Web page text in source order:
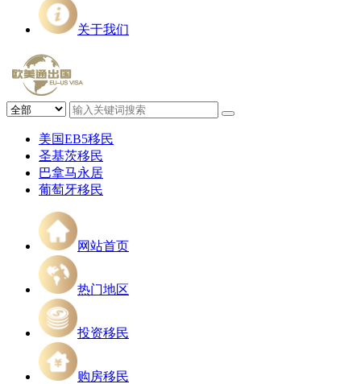
关于我们
美国EB5移民
圣基茨移民
巴拿马永居
葡萄牙移民
网站首页
热门地区
投资移民
购房移民